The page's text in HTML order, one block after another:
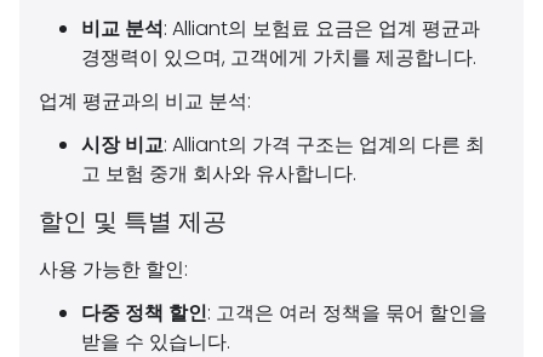
비교 분석: Alliant의 보험료 요금은 업계 평균과
경쟁력이 있으며, 고객에게 가치를 제공합니다.
업계 평균과의 비교 분석:
시장 비교: Alliant의 가격 구조는 업계의 다른 최
고 보험 중개 회사와 유사합니다.
할인 및 특별 제공
사용 가능한 할인:
다중 정책 할인: 고객은 여러 정책을 묶어 할인을
받을 수 있습니다.